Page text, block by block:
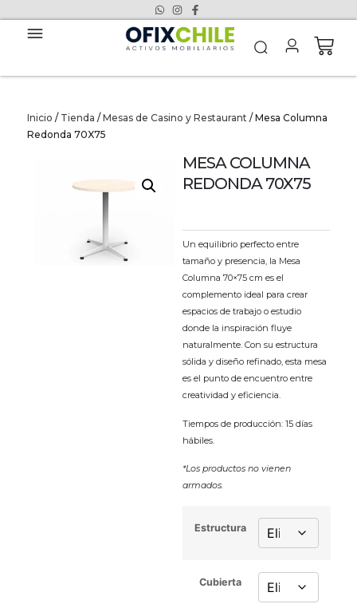
Inicio / Tienda / Mesas de Casino y Restaurant / Mesa Columna
Redonda 70X75
MESA COLUMNA
REDONDA 70X75
Un equilibrio perfecto entre
tamaño y presencia, la Mesa
Columna 70×75 cm es el
complemento ideal para crear
espacios de trabajo o estudio
donde la inspiración fluye
naturalmente. Con su estructura
sólida y diseño refinado, esta mesa
es el punto de encuentro entre
creatividad y eficiencia.
Tiempos de producción: 15 días
hábiles.
*Los productos no vienen
armados.
Estructura
Cubierta